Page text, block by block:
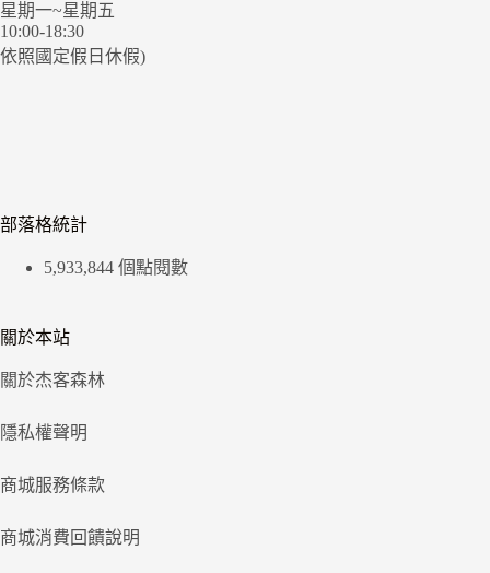
星期一~星期五
10:00-18:30
依照國定假日休假)
部落格統計
5,933,844 個點閱數
關於本站
關於杰客森林
隱私權聲明
商城服務條款
商城消費回饋說明